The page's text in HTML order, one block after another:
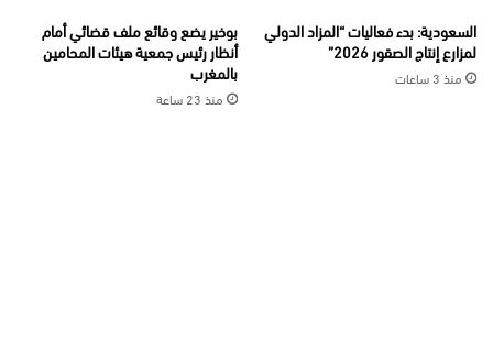
السعودية: بدء فعاليات “المزاد الدولي
لمزارع إنتاج الصقور 2026”
منذ 3 ساعات
بوخير يضع وقائع ملف قضائي أمام
أنظار رئيس جمعية هيئات المحامين
بالمغرب
منذ 23 ساعة